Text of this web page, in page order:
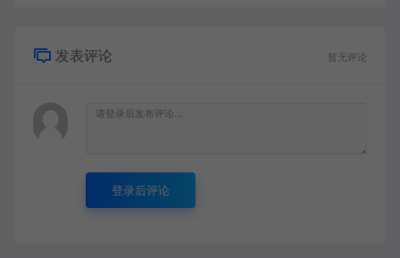
发表评论 暂无评论
登录后评论